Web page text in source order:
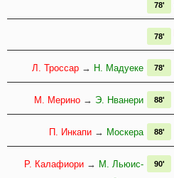
78'
78'
Л. Троссар → Н. Мадуеке 78'
М. Мерино → Э. Нванери 88'
П. Инкапи → Москера 88'
Р. Калафиори → М. Льюис-
90'